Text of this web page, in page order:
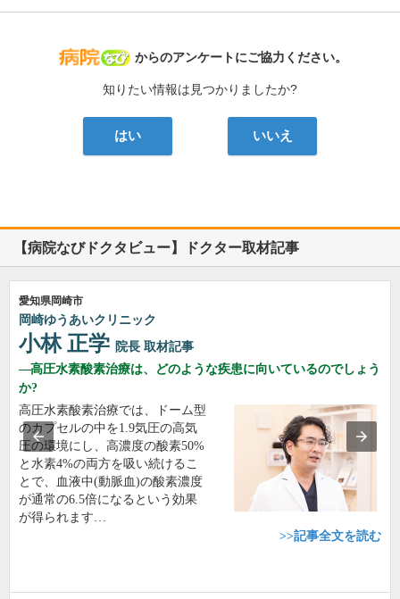
病院なび
からのアンケートにご協力ください。
知りたい情報は見つかりましたか?
はい いいえ
【病院なびドクタビュー】ドクター取材記事
愛知県岡崎市
岡崎ゆうあいクリニック
小林 正学 院長 取材記事
高圧水素酸素治療は、どのような疾患に向いているのでしょう
か?
高圧水素酸素治療では、ドーム型
のカプセルの中を1.9気圧の高気
圧の環境にし、高濃度の酸素50%
と水素4%の両方を吸い続けるこ
とで、血液中(動脈血)の酸素濃度
が通常の6.5倍になるという効果
が得られます…
>>記事全文を読む